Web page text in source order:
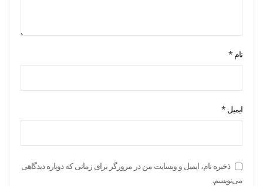
نام *
ایمیل *
ذخیره نام، ایمیل و وبسایت من در مرورگر برای زمانی که دوباره دیدگاهی
می‌نویسم.